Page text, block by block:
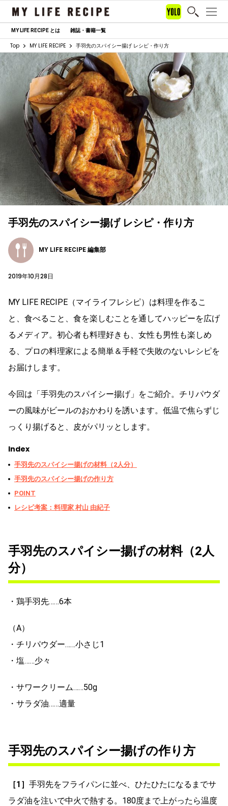
MY LIFE RECIPE とは 雑誌・書籍一覧
Top MY LIFE RECIPE 手羽先のスパイシー揚げ レシピ・作り方
手羽先のスパイシー揚げ レシピ・作り方
MY LIFE RECIPE 編集部
2019年10月28日
MY LIFE RECIPE（マイライフレシピ）は料理を作るこ
と、食べること、食を楽しむことを通してハッピーを広げ
るメディア。初心者も料理好きも、女性も男性も楽しめ
る、プロの料理家による簡単＆手軽で失敗のないレシピを
お届けします。
今回は「手羽先のスパイシー揚げ」をご紹介。チリパウダ
ーの風味がビールのおかわりを誘います。低温で焦らずじ
っくり揚げると、皮がパリッとします。
Index
手羽先のスパイシー揚げの材料（2人分）
手羽先のスパイシー揚げの作り方
POINT
レシピ考案：料理家 村山 由紀子
手羽先のスパイシー揚げの材料（2人
分）
・鶏手羽先……6本
（A）
・チリパウダー……小さじ1
・塩……少々
・サワークリーム……50g
・サラダ油……適量
手羽先のスパイシー揚げの作り方
［1］ 手羽先をフライパンに並べ、ひたひたになるまでサ
ラダ油を注いで中火で熱する。180度まで上がったら温度